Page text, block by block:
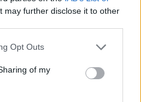
may further disclose it to other
Opt Outs
of my